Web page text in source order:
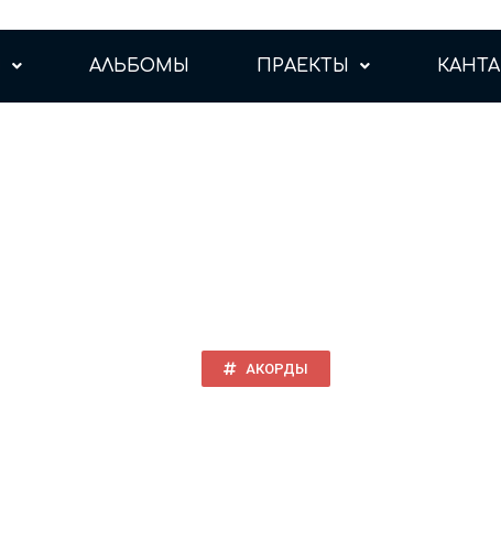
АЛЬБОМЫ ПРАЕКТЫ
АКОРДЫ